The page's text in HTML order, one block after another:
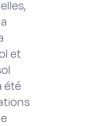
et
été